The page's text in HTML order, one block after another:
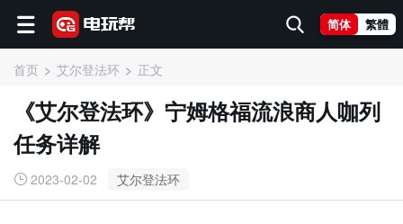
简体 繁體
首页 艾尔登法环 正文
《艾尔登法环》宁姆格福流浪商人咖列
任务详解
2023-02-02 艾尔登法环